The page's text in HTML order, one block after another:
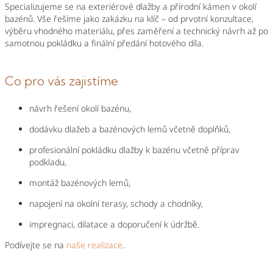
Specializujeme se na exteriérové dlažby a přírodní kámen v okolí
bazénů. Vše řešíme jako zakázku na klíč – od prvotní konzultace,
výběru vhodného materiálu, přes zaměření a technický návrh až po
samotnou pokládku a finální předání hotového díla.
Co pro vás zajistíme
návrh řešení okolí bazénu,
dodávku dlažeb a bazénových lemů včetně doplňků,
profesionální pokládku dlažby k bazénu včetně příprav
podkladu,
montáž bazénových lemů,
napojení na okolní terasy, schody a chodníky,
impregnaci, dilatace a doporučení k údržbě.
Podívejte se na naše realizace.